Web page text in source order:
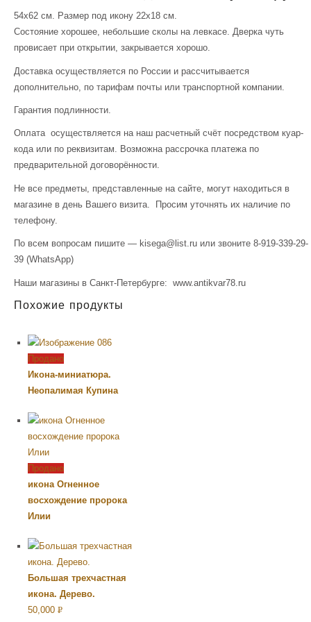
54х62 см. Размер под икону 22х18 см.
Состояние хорошее, небольшие сколы на левкасе. Дверка чуть
провисает при открытии, закрывается хорошо.
Доставка осуществляется по России и рассчитывается
дополнительно, по тарифам почты или транспортной компании.
Гарантия подлинности.
Оплата осуществляется на наш расчетный счёт посредством куар-
кода или по реквизитам. Возможна рассрочка платежа по
предварительной договорённости.
Не все предметы, представленные на сайте, могут находиться в
магазине в день Вашего визита. Просим уточнять их наличие по
телефону.
По всем вопросам пишите — kisega@list.ru или звоните 8-919-339-29-
39 (WhatsApp)
Наши магазины в Санкт-Петербурге: www.antikvar78.ru
Похожие продукты
Продано
Икона-миниатюра.
Неопалимая Купина
Продано
икона Огненное
восхождение пророка
Илии
Большая трехчастная
икона. Дерево.
50,000 Р